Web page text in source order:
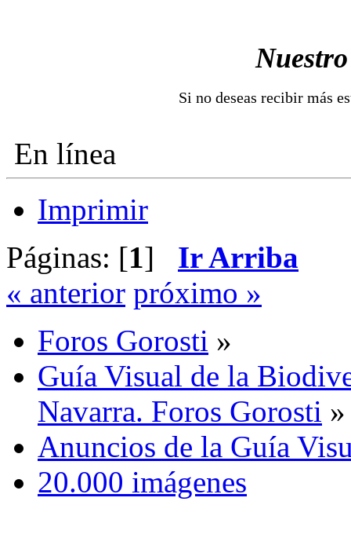
Si no deseas recibir más
En línea
Imprimir
Páginas: [1] Ir Arriba
« anterior próximo »
Foros Gorosti »
Guía Visual de la
Navarra. Foros Gorosti »
Anuncios de la Guía
20.000 imágenes